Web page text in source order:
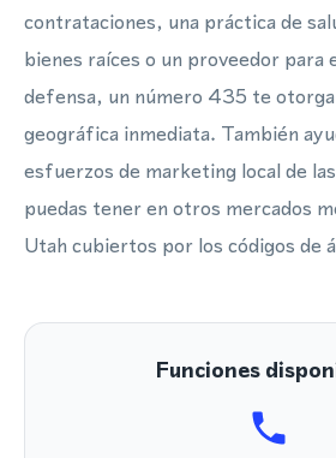
contrataciones, una práctica de
bienes raíces o un proveedor para
defensa, un número 435 te
geográfica inmediata. También
esfuerzos de marketing local de
puedas tener en otros mercados
Utah cubiertos por los códigos de
Funciones